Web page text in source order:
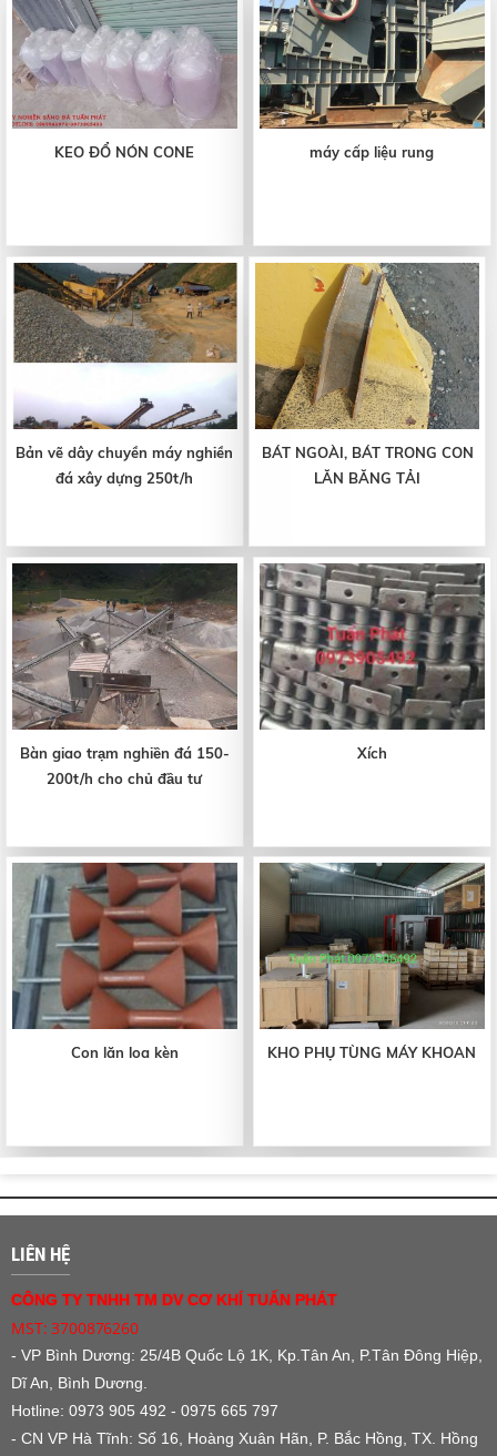
KEO ĐỔ NÓN CONE máy cấp liệu rung
Bản vẽ dây chuyền máy nghiền
đá xây dựng 250t/h
BÁT NGOÀI, BÁT TRONG CON
LĂN BĂNG TẢI
Bàn giao trạm nghiền đá 150-
200t/h cho chủ đầu tư
Xích
Con lăn loa kèn KHO PHỤ TÙNG MÁY KHOAN
LIÊN HỆ
CÔNG TY TNHH TM DV CƠ KHÍ TUẤN PHÁT
MST: 3700876260
- VP Bình Dương: 25/4B Quốc Lộ 1K, Kp.Tân An, P.Tân Đông Hiệp,
Dĩ An, Bình Dương.
Hotline: 0973 905 492 - 0975 665 797
- CN VP Hà Tĩnh: Số 16, Hoàng Xuân Hãn, P. Bắc Hồng, TX. Hồng